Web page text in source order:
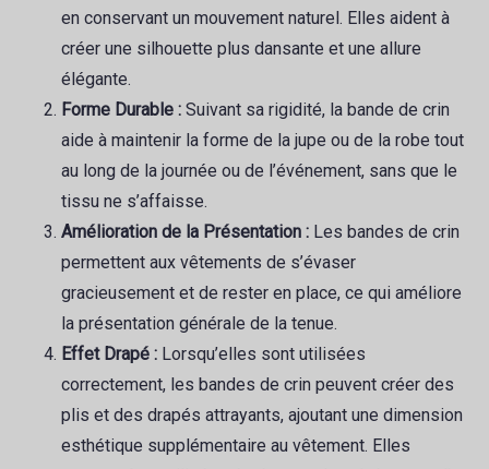
en conservant un mouvement naturel. Elles aident à
créer une silhouette plus dansante et une allure
élégante.
Forme Durable : Suivant sa rigidité, la bande de crin
aide à maintenir la forme de la jupe ou de la robe tout
au long de la journée ou de l’événement, sans que le
tissu ne s’affaisse.
Amélioration de la Présentation : Les bandes de crin
permettent aux vêtements de s’évaser
gracieusement et de rester en place, ce qui améliore
la présentation générale de la tenue.
Effet Drapé : Lorsqu’elles sont utilisées
correctement, les bandes de crin peuvent créer des
plis et des drapés attrayants, ajoutant une dimension
esthétique supplémentaire au vêtement. Elles